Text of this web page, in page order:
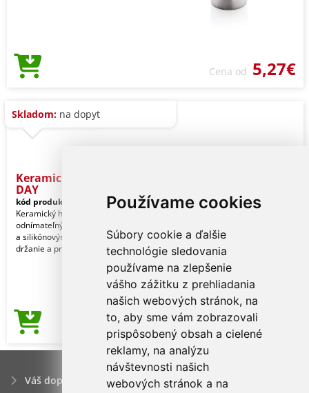
Používame cookies
Súbory cookie a ďalšie
technológie sledovania
používame na zlepšenie
vášho zážitku z prehliadania
našich webových stránok, na
to, aby sme vám zobrazovali
prispôsobený obsah a cielené
reklamy, na analýzu
návštevnosti našich
webových stránok a na
Cena od 5,27€
Skladom: na dopyt
Keramický hrnček EASY
DAY
kód produktu:
78-0340091
Keramický hrnček EASY DAY s
odnímateľným silikónovým podtáckom
a silikónovým vekom pre bezpečné
držanie a prepravu, kapa
Cena od 5,18€
Váš dopyt